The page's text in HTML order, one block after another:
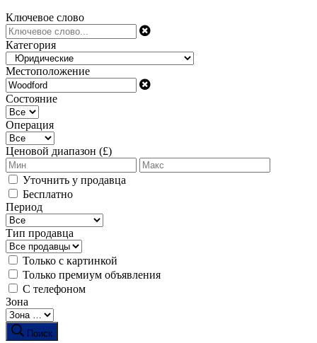
Ключевое слово
Категория
Местоположение
Состояние
Операция
Ценовой диапазон (£)
Уточнить у продавца
Бесплатно
Период
Тип продавца
Только с картинкой
Только премиум объявления
С телефоном
Зона
Поиск